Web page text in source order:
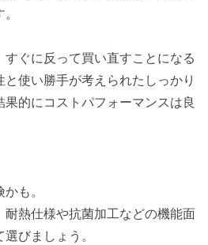
ぐに反って買い直すことになる
使い勝手が考えられたしっかり
果的にコストパフォーマンスは良
も。
耐熱仕様や抗菌加工などの機能面
びましょう。